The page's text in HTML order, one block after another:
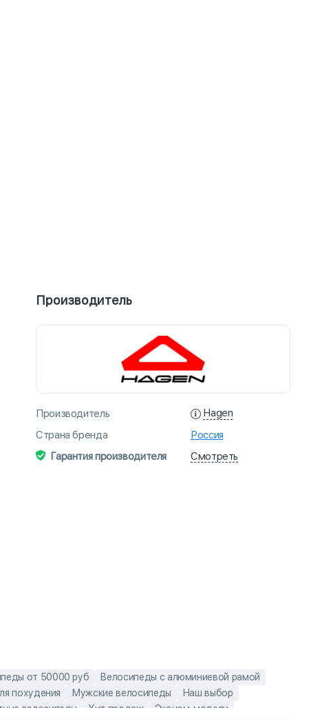
Производитель
Производитель
Hagen
Страна бренда
Россия
Гарантия производителя
Смотреть
от 50000 руб
Велосипеды с алюминиевой рамой
похудения Мужские велосипеды
Наш выбор
велосипеды Хит продаж
Эконом-модели